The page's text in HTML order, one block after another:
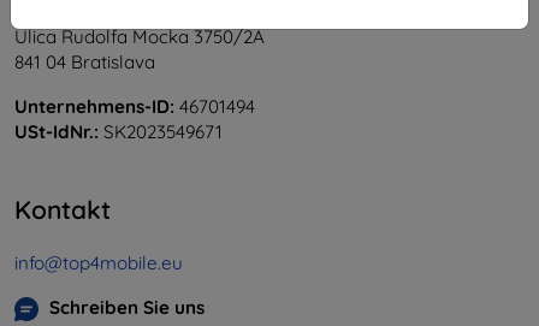
Ulica Rudolfa Mocka 3750/2A
841 04 Bratislava
Unternehmens-ID: 46701494
USt-IdNr.: SK2023549671
Kontakt
info@top4mobile.eu
Schreiben Sie uns